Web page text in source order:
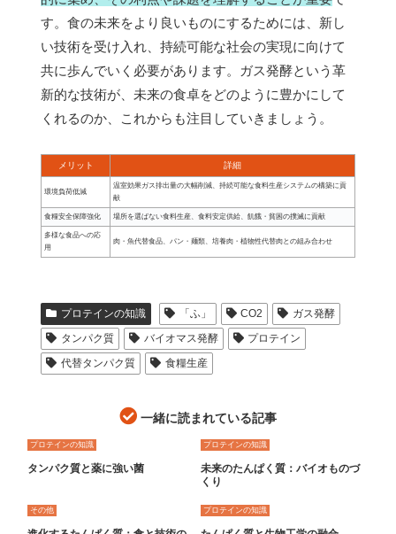
す。食の未来をより良いものにするためには、新し
い技術を受け入れ、持続可能な社会の実現に向けて
共に歩んでいく必要があります。ガス発酵という革
新的な技術が、未来の食卓をどのように豊かにして
くれるのか、これからも注目していきましょう。
メリット 詳細
環境負荷低減
温室効果ガス排出量の大幅削減、持続可能な食料生産システムの構築に貢
献
食糧安全保障強化 場所を選ばない食料生産、食料安定供給、飢餓・貧困の撲滅に貢献
多様な食品への応
用
肉・魚代替食品、パン・麺類、培養肉・植物性代替肉との組み合わせ
プロテインの知識 「ふ」 CO2
ガス発酵
タンパク質
バイオマス発酵
プロテイン
代替タンパク質
食糧生産
一緒に読まれている記事
プロテインの知識
タンパク質と薬に強い菌
プロテインの知識
未来のたんぱく質：バイオものづ
くり
その他 プロテインの知識